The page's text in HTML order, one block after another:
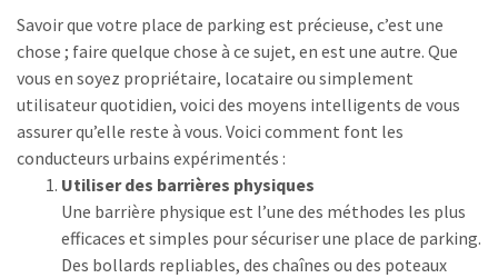
Savoir que votre place de parking est précieuse, c’est une
chose ; faire quelque chose à ce sujet, en est une autre. Que
vous en soyez propriétaire, locataire ou simplement
utilisateur quotidien, voici des moyens intelligents de vous
assurer qu’elle reste à vous. Voici comment font les
conducteurs urbains expérimentés :
Utiliser des barrières physiques
Une barrière physique est l’une des méthodes les plus
efficaces et simples pour sécuriser une place de parking.
Des bollards repliables, des chaînes ou des poteaux